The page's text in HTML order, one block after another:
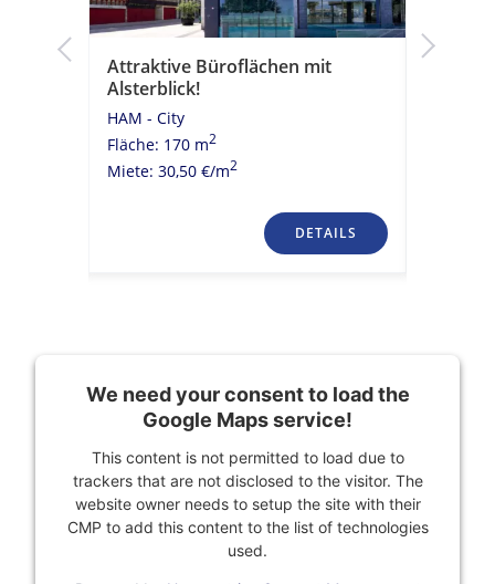
Attraktive Büroflächen mit
Alsterblick!
HAM - City
Fläche: 170 m2
Miete: 30,50 €/m2
DETAILS
We need your consent to load the
Google Maps service!
This content is not permitted to load due to
trackers that are not disclosed to the visitor. The
website owner needs to setup the site with their
CMP to add this content to the list of technologies
used.